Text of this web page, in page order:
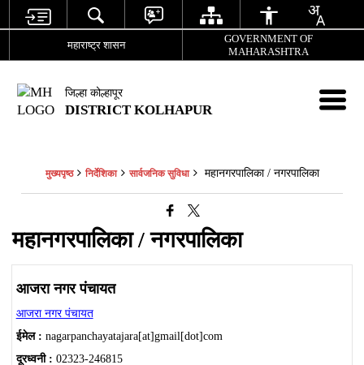
महाराष्ट्र शासन
GOVERNMENT OF
MAHARASHTRA
जिल्हा कोल्हापूर
DISTRICT KOLHAPUR
मुख्यपृष्ठ निर्देशिका सार्वजनिक सुविधा महानगरपालिका / नगरपालिका
महानगरपालिका / नगरपालिका
आजरा नगर पंचायत
आजरा नगर पंचायत
ईमेल : nagarpanchayatajara[at]gmail[dot]com
दूरध्वनी : 02323-246815